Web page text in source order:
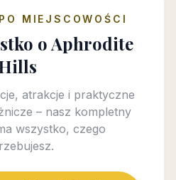
MIEJSCOWOŚCI
o Aphrodite
atrakcje i praktyczne
– nasz kompletny
wszystko, czego